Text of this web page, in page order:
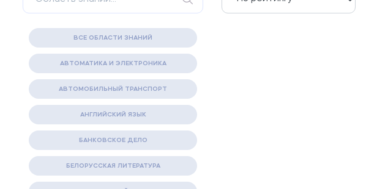
ВСЕ ОБЛАСТИ ЗНАНИЙ
АВТОМАТИКА И ЭЛЕКТРОНИКА
АВТОМОБИЛЬНЫЙ ТРАНСПОРТ
АНГЛИЙСКИЙ ЯЗЫК
БАНКОВСКОЕ ДЕЛО
БЕЛОРУССКАЯ ЛИТЕРАТУРА